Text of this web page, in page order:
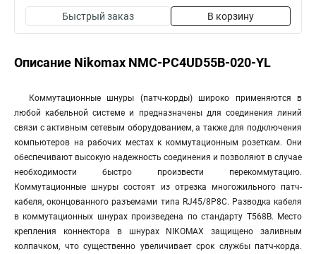
Быстрый заказ В корзину
Описание Nikomax NMC-PC4UD55B-020-YL
Коммутационные шнуры (патч-корды) широко применяются в
любой кабельной системе и предназначены для соединения линий
связи с активным сетевым оборудованием, а также для подключения
компьютеров на рабочих местах к коммутационным розеткам. Они
обеспечивают высокую надежность соединения и позволяют в случае
необходимости быстро произвести перекоммутацию.
Коммутационные шнуры состоят из отрезка многожильного патч-
кабеля, оконцованного разъемами типа RJ45/8P8C. Разводка кабеля
в коммутационных шнурах произведена по стандарту T568B. Место
крепления коннектора в шнурах NIKOMAX защищено заливным
колпачком, что существенно увеличивает срок службы патч-корда.